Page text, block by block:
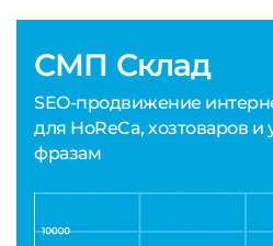
СМП Склад
SEO-продвижение
для HoReCa, хозтоваров и
фразам